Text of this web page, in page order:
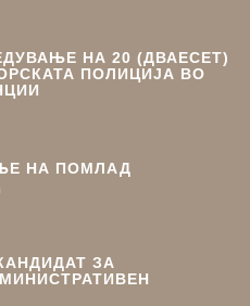
НА 20 (ДВАЕСЕТ)
ПОЛИЦИЈА ВО
НА ПОМЛАД
ЗА